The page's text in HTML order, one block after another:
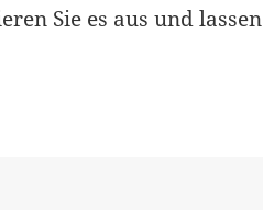
Sie es aus und